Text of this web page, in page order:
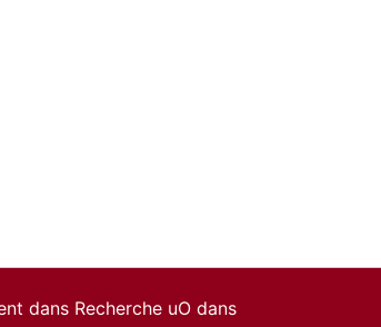
dans Recherche uO dans